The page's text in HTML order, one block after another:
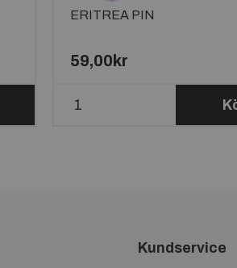
ERITREA PIN
59,00kr
Kundservice